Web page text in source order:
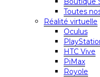
Toutes
Réalité virtuelle
Oculus
HTC Vive
PiMax
Royole